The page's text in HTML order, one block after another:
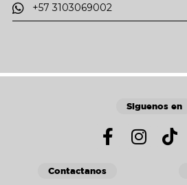
+57 3103069002
Siguenos en
Contactanos